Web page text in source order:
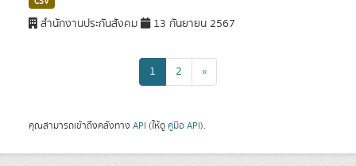
สำนักงานประกันสังคม 13 กันยายน 2567
1 2 »
คุณสามารถเข้าถึงคลังทาง API (ให้ดู คู่มือ API).